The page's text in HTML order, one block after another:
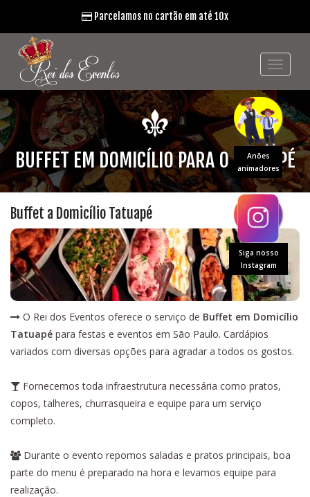
Anões
animadores
Siga nosso
Instagram
Parcelamos no cartão em até 10x
BUFFET EM DOMICÍLIO PARA O TATUAPÉ
Buffet a Domicílio Tatuapé
O Rei dos Eventos oferece o serviço de Buffet em Domicílio
Tatuapé para festas e eventos em São Paulo. Cardápios
variados com diversas opções para agradar a todos os gostos.
Fornecemos toda infraestrutura necessária como pratos,
copos, talheres, churrasqueira e equipe para um serviço
completo.
Durante o evento repomos saladas e pratos principais, boa
parte do menu é preparado na hora e levamos equipe para
realização.